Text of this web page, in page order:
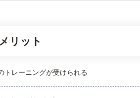
リット
トレーニングが受けられる